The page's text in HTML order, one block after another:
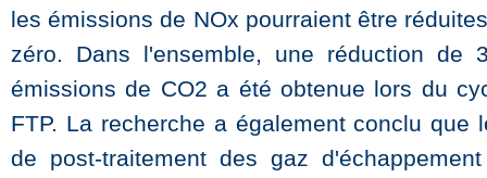
les émissions de NOx pourraient être
zéro. Dans l'ensemble, une réduction de
émissions de CO2 a été obtenue lors du
FTP. La recherche a également conclu que
de post-traitement des gaz